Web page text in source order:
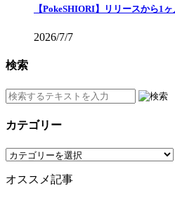
【PokeSHIORI】リリースから1
2026/7/7
検索
カテゴリー
カ
ゴ
オススメ記事